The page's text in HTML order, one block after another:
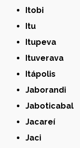
Itobi
Itu
Itupeva
Ituverava
Itápolis
Jaborandi
Jaboticabal
Jacareí
Jaci